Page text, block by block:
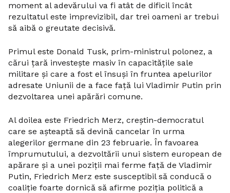
moment al adevărului va fi atât de dificil încât
rezultatul este imprevizibil, dar trei oameni ar trebui
să aibă o greutate decisivă.
Primul este Donald Tusk, prim-ministrul polonez, a
cărui țară investește masiv în capacitățile sale
militare și care a fost el însuși în fruntea apelurilor
adresate Uniunii de a face față lui Vladimir Putin prin
dezvoltarea unei apărări comune.
Al doilea este Friedrich Merz, creștin-democratul
care se așteaptă să devină cancelar în urma
alegerilor germane din 23 februarie. În favoarea
împrumutului, a dezvoltării unui sistem european de
apărare și a unei poziții mai ferme față de Vladimir
Putin, Friedrich Merz este susceptibil să conducă o
coaliție foarte dornică să afirme poziția politică a